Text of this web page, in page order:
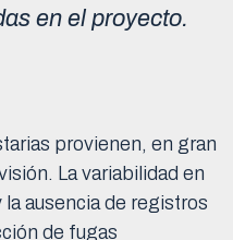
en el proyecto.
provienen, en gran
La variabilidad en
ausencia de registros
de fugas